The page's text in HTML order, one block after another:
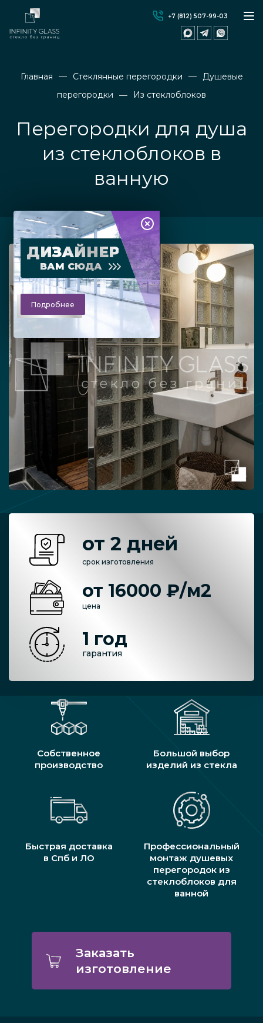
+7 (812) 507-99-03
Главная Стеклянные перегородки
Душевые
перегородки
Из стеклоблоков
Перегородки для душа
из стеклоблоков в
ванную
ДИЗАЙНЕР
ВАМ СЮДА
Подробнее
от 2 дней
срок изготовления
от 16000 ₽/м2
цена
1 год
гарантия
Собственное
производство
Большой выбор
изделий из стекла
Быстрая доставка
в Спб и ЛО
Профессиональный
монтаж душевых
перегородок из
стеклоблоков для
ванной
Заказать
изготовление